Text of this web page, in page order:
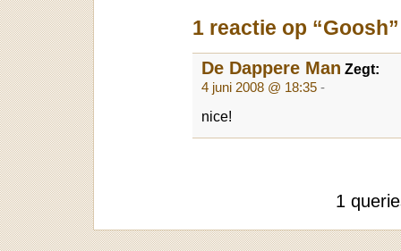
1 reactie op “Goosh”
De Dappere Man Zegt:
4 juni 2008 @ 18:35 -
nice!
1